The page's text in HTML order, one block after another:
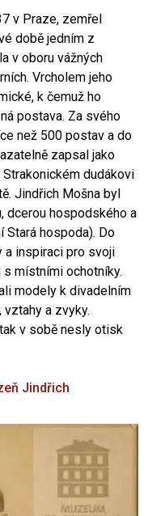
v Praze, zemřel
době jedním z
v oboru vážných
Vrcholem jeho
k čemuž ho
postava. Za svého
než 500 postav a do
zapsal jako
dudákovi
Jindřich Mošna byl
dcerou hospodského a
Stará hospoda). Do
a inspiraci pro svoji
místními ochotníky.
modely k divadelním
vztahy a zvyky.
v sobě nesly otisk
Jindřich